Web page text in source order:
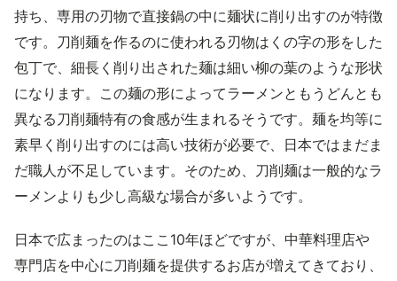
持ち、専用の刃物で直接鍋の中に麺状に削り出すのが特徴
です。刀削麺を作るのに使われる刃物はくの字の形をした
包丁で、細長く削り出された麺は細い柳の葉のような形状
になります。この麺の形によってラーメンともうどんとも
異なる刀削麺特有の食感が生まれるそうです。麺を均等に
素早く削り出すのには高い技術が必要で、日本ではまだま
だ職人が不足しています。そのため、刀削麺は一般的なラ
ーメンよりも少し高級な場合が多いようです。
日本で広まったのはここ10年ほどですが、中華料理店や
専門店を中心に刀削麺を提供するお店が増えてきており、